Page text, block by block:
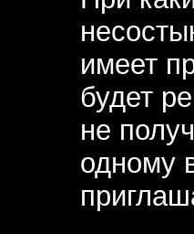
имеет
будет
не
одному